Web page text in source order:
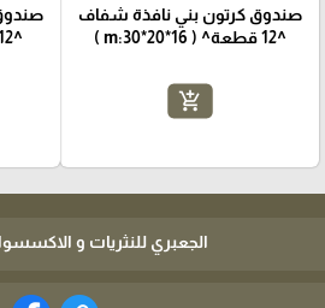
صندوق كرتون بني نافذة شفاف
^12 قطعة^ ( m:30*20*16 )
add_shopping_cart
^12 قطعة^ ( L:35*25*18 )
الجعبري للنثريات و